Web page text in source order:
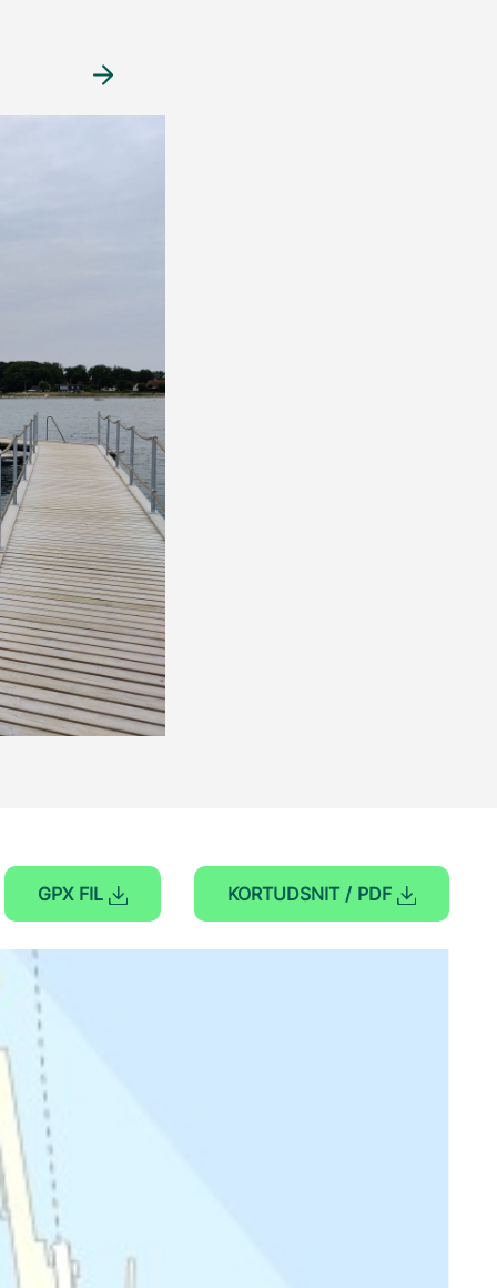
GPX FIL KORTUDSNIT / PDF